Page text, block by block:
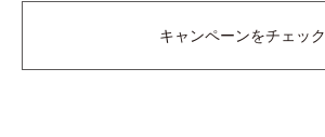
キャンペーンをチェック